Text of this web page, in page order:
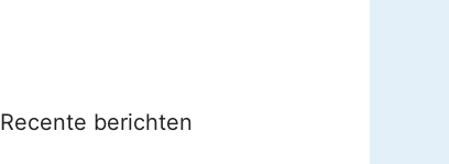
Recente berichten